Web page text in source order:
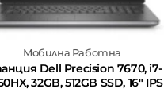
Мобилна Работна
Dell Precision 7670, i7-
32GB, 512GB SSD, 16" IPS